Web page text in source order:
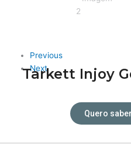
Previous
Next
Tarkett Injoy
Quero